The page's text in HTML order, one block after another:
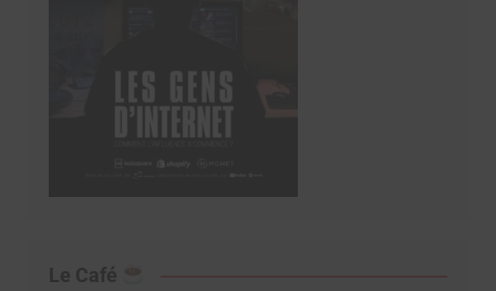
Le Café